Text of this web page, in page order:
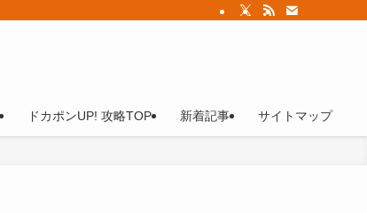
ドカポンUP! 攻略TOP 新着記事 サイトマップ